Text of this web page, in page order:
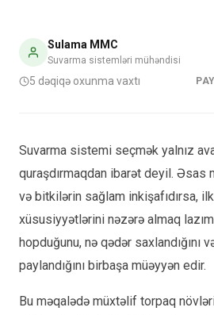
Sulama MMC
Suvarma sistemləri mühəndisi
5 dəqiqə oxunma vaxtı
Suvarma sistemi seçmək yalnız
quraşdırmaqdan ibarət deyil. Əsas
və bitkilərin sağlam inkişafıdırsa,
xüsusiyyətlərini nəzərə almaq
hopduğunu, nə qədər saxlandığını
paylandığını birbaşa müəyyən edir.
Bu məqalədə müxtəlif torpaq